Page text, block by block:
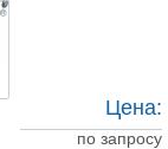
Цена:
по запросу